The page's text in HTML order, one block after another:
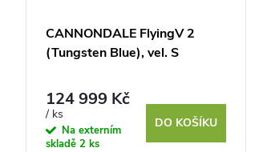
CANNONDALE FlyingV 2
(Tungsten Blue), vel. S
124 999 Kč
/ ks
Na externím
skladě 2 ks
DO KOŠÍKU